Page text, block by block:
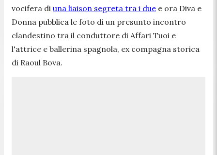
vocifera di una liaison segreta tra i due e ora Diva e
Donna pubblica le foto di un presunto incontro
clandestino tra il conduttore di Affari Tuoi e
l'attrice e ballerina spagnola, ex compagna storica
di Raoul Bova.